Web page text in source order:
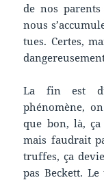
de nos
nous
tues. Certes,
La fin est
phénomène,
que bon, là,
mais faudrait
truffes, ça
pas Beckett.